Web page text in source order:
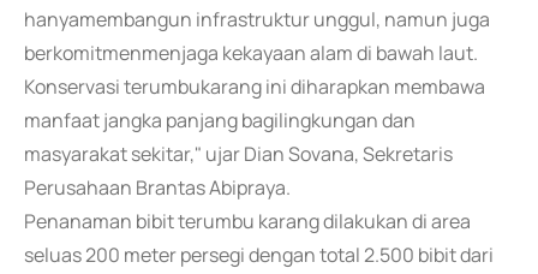
hanyamembangun infrastruktur unggul, namun juga
berkomitmenmenjaga kekayaan alam di bawah laut.
Konservasi terumbukarang ini diharapkan membawa
manfaat jangka panjang bagilingkungan dan
masyarakat sekitar," ujar Dian Sovana, Sekretaris
Perusahaan Brantas Abipraya.
Penanaman bibit terumbu karang dilakukan di area
seluas 200 meter persegi dengan total 2.500 bibit dari